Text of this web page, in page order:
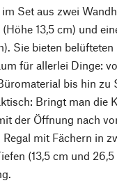
Set aus zwei
13,5 cm) und
Sie bieten
für allerlei Dinge:
bis hin zu
Bringt man die
der Öffnung nach
mit Fächern in
(13,5 cm und